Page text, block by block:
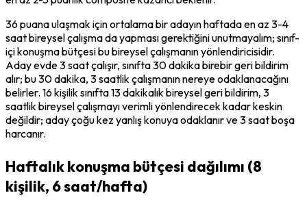
36 puana ulaşmak için ortalama bir adayın haftada en az 3-4
saat bireysel çalışma da yapması gerektiğini unutmayalım; sınıf-
içi konuşma bütçesi bu bireysel çalışmanın yönlendiricisidir.
Aday evde 3 saat çalışır, sınıfta 30 dakika birebir geri bildirim
alır; bu 30 dakika, 3 saatlik çalışmanın nereye odaklanacağını
belirler. 16 kişilik sınıfta 13 dakikalık bireysel geri bildirim, 3
saatlik bireysel çalışmayı verimli yönlendirecek kadar keskin
değildir; aday çoğu kez yanlış konuya odaklanır ve 3 saat boşa
harcanır.
Haftalık konuşma bütçesi dağılımı (8
kişilik, 6 saat/hafta)